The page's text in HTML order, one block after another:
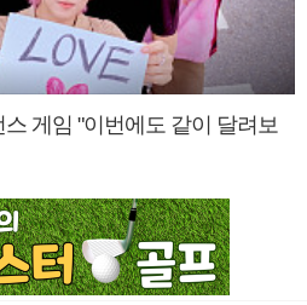
게임 "이번에도 같이 달려보